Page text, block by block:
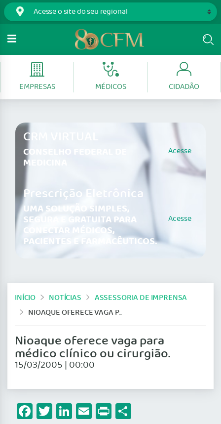
EMPRESAS MÉDICOS CIDADÃO
CRM VIRTUAL
CONSELHO FEDERAL DE
MEDICINA
Acesse
Prescrição Eletrônica
UMA SOLUÇÃO SIMPLES,
SEGURA E GRATUITA PARA
CONECTAR MÉDICOS,
PACIENTES E FARMACÊUTICOS.
Acesse
INÍCIO NOTÍCIAS
ASSESSORIA DE IMPRENSA
NIOAQUE OFERECE VAGA PARA MÉDICO CLÍNICO OU CIRURGIÃO.
Nioaque oferece vaga para
médico clínico ou cirurgião.
15/03/2005 | 00:00
Facebook
Twitter
LinkedIn
Email
Print